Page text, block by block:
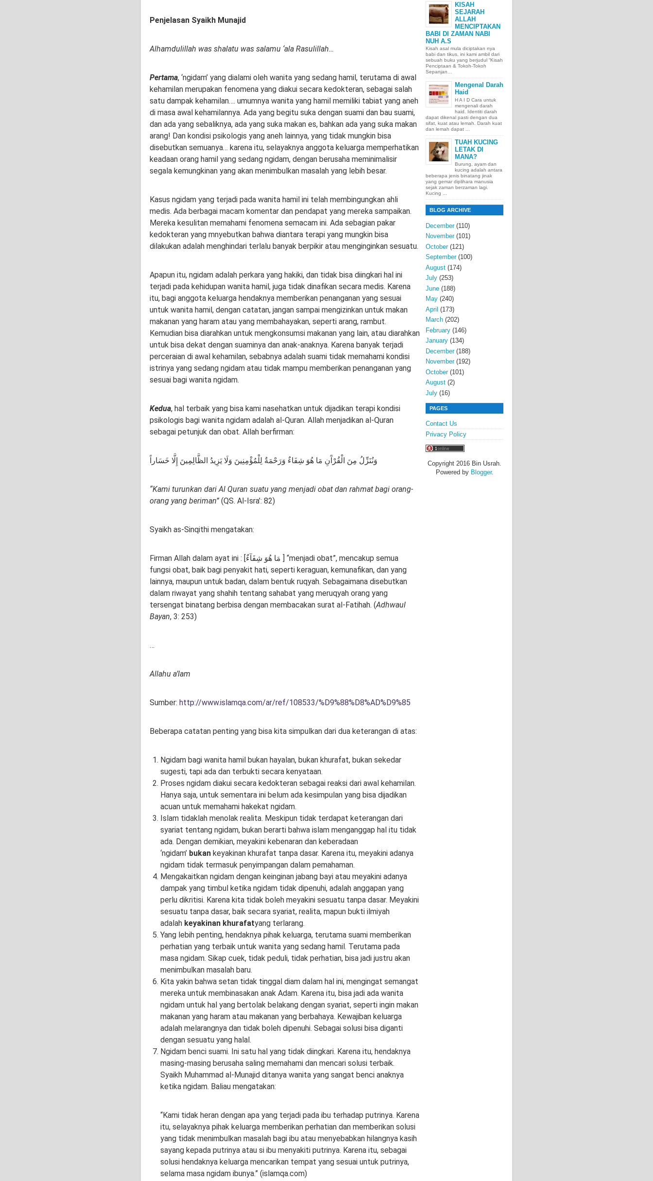
Penjelasan Syaikh Munajid
Alhamdulillah was shalatu was salamu ‘ala Rasulillah…
Pertama, ‘ngidam’ yang dialami oleh wanita yang sedang hamil, terutama di awal
kehamilan merupakan fenomena yang diakui secara kedokteran, sebagai salah
satu dampak kehamilan…. umumnya wanita yang hamil memiliki tabiat yang aneh
di masa awal kehamilannya. Ada yang begitu suka dengan suami dan bau suami,
dan ada yang sebaliknya, ada yang suka makan es, bahkan ada yang suka makan
arang! Dan kondisi psikologis yang aneh lainnya, yang tidak mungkin bisa
disebutkan semuanya… karena itu, selayaknya anggota keluarga memperhatikan
keadaan orang hamil yang sedang ngidam, dengan berusaha meminimalisir
segala kemungkinan yang akan menimbulkan masalah yang lebih besar.
Kasus ngidam yang terjadi pada wanita hamil ini telah membingungkan ahli
medis. Ada berbagai macam komentar dan pendapat yang mereka sampaikan.
Mereka kesulitan memahami fenomena semacam ini. Ada sebagian pakar
kedokteran yang mnyebutkan bahwa diantara terapi yang mungkin bisa
dilakukan adalah menghindari terlalu banyak berpikir atau menginginkan sesuatu.
Apapun itu, ngidam adalah perkara yang hakiki, dan tidak bisa diingkari hal ini
terjadi pada kehidupan wanita hamil, juga tidak dinafikan secara medis. Karena
itu, bagi anggota keluarga hendaknya memberikan penanganan yang sesuai
untuk wanita hamil, dengan catatan, jangan sampai mengizinkan untuk makan
makanan yang haram atau yang membahayakan, seperti arang, rambut.
Kemudian bisa diarahkan untuk mengkonsumsi makanan yang lain, atau diarahkan
untuk bisa dekat dengan suaminya dan anak-anaknya. Karena banyak terjadi
perceraian di awal kehamilan, sebabnya adalah suami tidak memahami kondisi
istrinya yang sedang ngidam atau tidak mampu memberikan penanganan yang
sesuai bagi wanita ngidam.
Kedua, hal terbaik yang bisa kami nasehatkan untuk dijadikan terapi kondisi
psikologis bagi wanita ngidam adalah al-Quran. Allah menjadikan al-Quran
sebagai petunjuk dan obat. Allah berfirman:
وَنُنَزِّلُ مِنَ الْقُرْآَنِ مَا هُوَ شِفَاءٌ وَرَحْمَةٌ لِلْمُؤْمِنِينَ وَلَا يَزِيدُ الظَّالِمِينَ إِلَّا خَسَاراً
“Kami turunkan dari Al Quran suatu yang menjadi obat dan rahmat bagi orang-
orang yang beriman” (QS. Al-Isra’: 82)
Syaikh as-Sinqithi mengatakan:
Firman Allah dalam ayat ini : [مَا هُوَ شِفَآءٌ ] “menjadi obat”, mencakup semua
fungsi obat, baik bagi penyakit hati, seperti keraguan, kemunafikan, dan yang
lainnya, maupun untuk badan, dalam bentuk ruqyah. Sebagaimana disebutkan
dalam riwayat yang shahih tentang sahabat yang meruqyah orang yang
tersengat binatang berbisa dengan membacakan surat al-Fatihah. (Adhwaul
Bayan, 3: 253)
…
Allahu a’lam
Sumber: http://www.islamqa.com/ar/ref/108533/%D9%88%D8%AD%D9%85
Beberapa catatan penting yang bisa kita simpulkan dari dua keterangan di atas:
Ngidam bagi wanita hamil bukan hayalan, bukan khurafat, bukan sekedar
sugesti, tapi ada dan terbukti secara kenyataan.
Proses ngidam diakui secara kedokteran sebagai reaksi dari awal kehamilan.
Hanya saja, untuk sementara ini belum ada kesimpulan yang bisa dijadikan
acuan untuk memahami hakekat ngidam.
Islam tidaklah menolak realita. Meskipun tidak terdapat keterangan dari
syariat tentang ngidam, bukan berarti bahwa islam menganggap hal itu tidak
ada. Dengan demikian, meyakini kebenaran dan keberadaan
‘ngidam’ bukan keyakinan khurafat tanpa dasar. Karena itu, meyakini adanya
ngidam tidak termasuk penyimpangan dalam pemahaman.
Mengakaitkan ngidam dengan keinginan jabang bayi atau meyakini adanya
dampak yang timbul ketika ngidam tidak dipenuhi, adalah anggapan yang
perlu dikritisi. Karena kita tidak boleh meyakini sesuatu tanpa dasar. Meyakini
sesuatu tanpa dasar, baik secara syariat, realita, mapun bukti ilmiyah
adalah keyakinan khurafatyang terlarang.
Yang lebih penting, hendaknya pihak keluarga, terutama suami memberikan
perhatian yang terbaik untuk wanita yang sedang hamil. Terutama pada
masa ngidam. Sikap cuek, tidak peduli, tidak perhatian, bisa jadi justru akan
menimbulkan masalah baru.
Kita yakin bahwa setan tidak tinggal diam dalam hal ini, mengingat semangat
mereka untuk membinasakan anak Adam. Karena itu, bisa jadi ada wanita
ngidam untuk hal yang bertolak belakang dengan syariat, seperti ingin makan
makanan yang haram atau makanan yang berbahaya. Kewajiban keluarga
adalah melarangnya dan tidak boleh dipenuhi. Sebagai solusi bisa diganti
dengan sesuatu yang halal.
Ngidam benci suami. Ini satu hal yang tidak diingkari. Karena itu, hendaknya
masing-masing berusaha saling memahami dan mencari solusi terbaik.
Syaikh Muhammad al-Munajid ditanya wanita yang sangat benci anaknya
ketika ngidam. Baliau mengatakan:
“Kami tidak heran dengan apa yang terjadi pada ibu terhadap putrinya. Karena
itu, selayaknya pihak keluarga memberikan perhatian dan memberikan solusi
yang tidak menimbulkan masalah bagi ibu atau menyebabkan hilangnya kasih
sayang kepada putrinya atau si ibu menyakiti putrinya. Karena itu, sebagai
solusi hendaknya keluarga mencarikan tempat yang sesuai untuk putrinya,
selama masa ngidam ibunya.” (islamqa.com)
KISAH
SEJARAH
ALLAH
MENCIPTAKAN
BABI DI ZAMAN NABI
NUH A.S
Kisah asal mula diciptakan nya
babi dan tikus, ini kami ambil dari
sebuah buku yang berjudul “Kisah
Penciptaan & Tokoh-Tokoh
Sepanjan...
Mengenal Darah
Haid
H A I D Cara untuk
mengenali darah
haid. Identiti darah
dapat dikenal pasti dengan dua
sifat, kuat atau lemah. Darah kuat
dan lemah dapat ...
TUAH KUCING
LETAK DI
MANA?
Burung, ayam dan
kucing adalah antara
beberapa jenis binatang jinak
yang gemar diplihara manusia
sejak zaman berzaman lagi.
Kucing ...
BLOG ARCHIVE
December(110)
November(101)
October(121)
September(100)
August (174)
July (253)
June (188)
May (240)
April (173)
March (202)
February (146)
January (134)
December(188)
November(192)
October(101)
August (2)
July (16)
PAGES
Contact Us
Privacy Policy
Copyright 2016 Bin Usrah.
Powered by Blogger.